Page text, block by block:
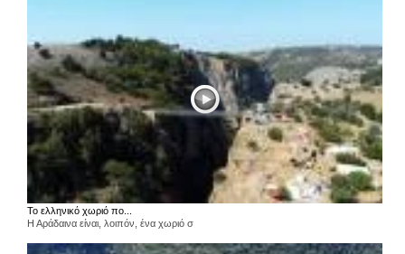
Το ελληνικό χωριό πο...
Η Αράδαινα είναι, λοιπόν, ένα χωριό σ